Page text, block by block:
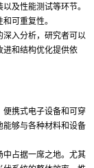
及性能测试等环节。
可重复性。
深入分析，研究者可以
进和结构优化提供依
携式电子设备和可穿
能够与各种材料和设备
中占据一席之地。尤其